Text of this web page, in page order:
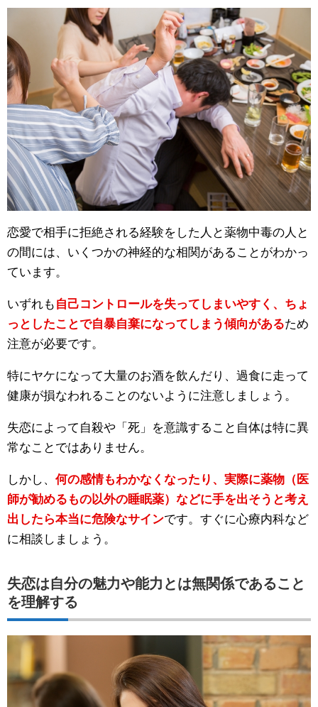
恋愛で相手に拒絶される経験をした人と薬物中毒の人と
の間には、いくつかの神経的な相関があることがわかっ
ています。
いずれも 自己コントロールを失ってしまいやすく、ちょ
っとしたことで自暴自棄になってしまう傾向があるため
注意が必要です。
特にヤケになって大量のお酒を飲んだり、過食に走って
健康が損なわれることのないように注意しましょう。
失恋によって自殺や「死」を意識すること自体は特に異
常なことではありません。
しかし、 何の感情もわかなくなったり、実際に薬物（医
師が勧めるもの以外の睡眠薬）などに手を出そうと考え
出したら本当に危険なサインです。すぐに心療内科など
に相談しましょう。
失恋は自分の魅力や能力とは無関係であること
を理解する